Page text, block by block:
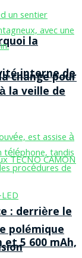
la
change pour
et 5 600 mAh,
interne de
la veille de
: derrière le
polémique